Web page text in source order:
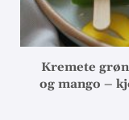
Kremete
og mango –